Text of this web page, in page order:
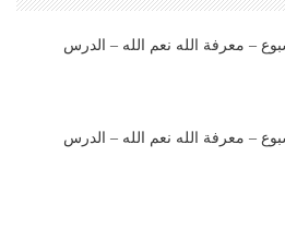
– معرفة الله نعم الله – الدرس
– معرفة الله نعم الله – الدرس